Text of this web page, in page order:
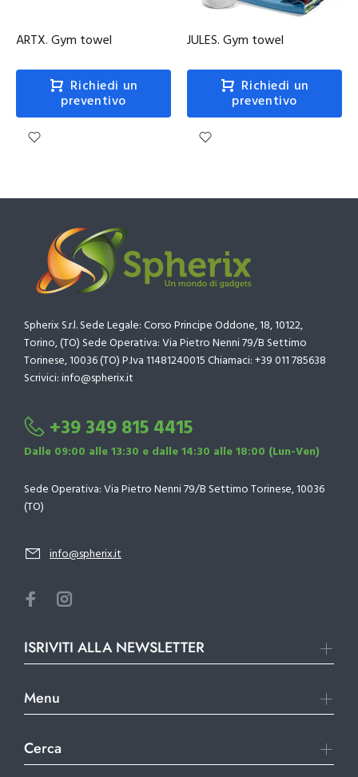
ARTX. Gym towel
Richiedi un
preventivo
JULES. Gym towel
Richiedi un
preventivo
Spherix S.r.l. Sede Legale: Corso Principe Oddone, 18, 10122,
Torino, (TO) Sede Operativa: Via Pietro Nenni 79/B Settimo
Torinese, 10036 (TO) P.Iva 11481240015 Chiamaci: +39 011 785638
Scrivici: info@spherix.it
+39 349 815 4415
Dalle 09:00 alle 13:30 e dalle 14:30 alle 18:00 (Lun-Ven)
Sede Operativa: Via Pietro Nenni 79/B Settimo Torinese, 10036
(TO)
info@spherix.it
ISRIVITI ALLA NEWSLETTER
Menu
Cerca